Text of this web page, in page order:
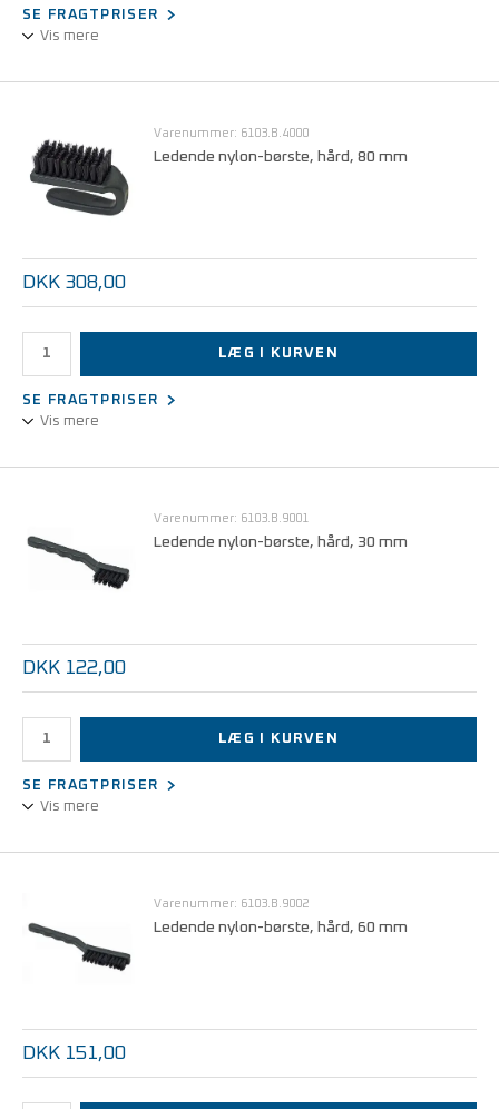
SE FRAGTPRISER
Vis mere
Varenummer: 6103.B.4000
Ledende nylon-børste, hård, 80 mm
DKK 308,00
LÆG I KURVEN
SE FRAGTPRISER
Vis mere
Varenummer: 6103.B.9001
Ledende nylon-børste, hård, 30 mm
DKK 122,00
LÆG I KURVEN
SE FRAGTPRISER
Vis mere
Varenummer: 6103.B.9002
Ledende nylon-børste, hård, 60 mm
DKK 151,00